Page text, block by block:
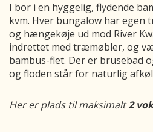
I bor i en hyggelig, flydende
kvm. Hver bungalow har egen
og hængekøje ud mod River
indrettet med træmøbler, og
bambus-flet. Der er brusebad
og floden står for naturlig
Her er plads til maksimalt2